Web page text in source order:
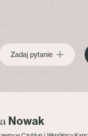
Zadaj pytanie
Nowak